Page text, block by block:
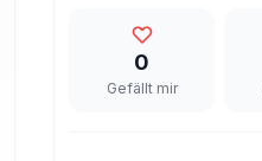
0
Gefällt mir